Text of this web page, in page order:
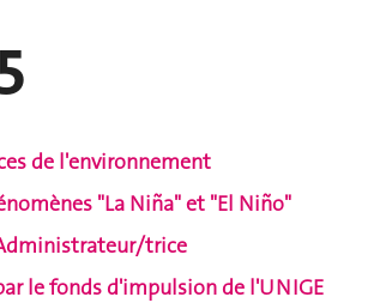
de l'environnement
"La Niña" et "El Niño"
trice
le fonds d'impulsion de l'UNIGE